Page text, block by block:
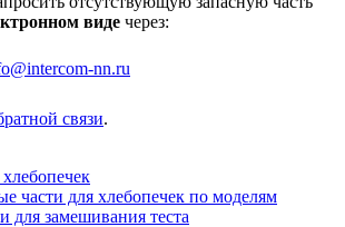
виде через:
nn.ru
связи.
части для хлебопечек по моделям
для замешивания теста